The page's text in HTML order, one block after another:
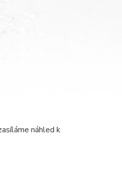
náhled k